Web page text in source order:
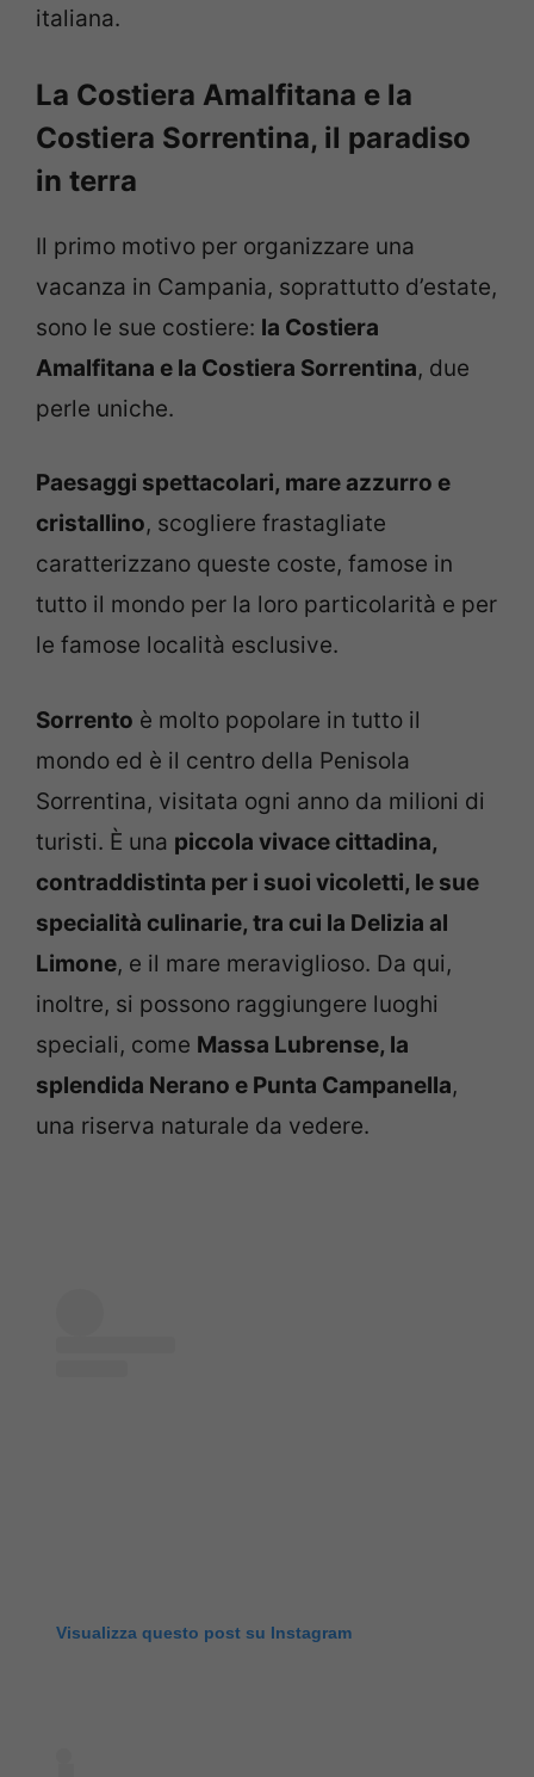
italiana.
La Costiera Amalfitana e la
Costiera Sorrentina, il paradiso
in terra
Il primo motivo per organizzare una
vacanza in Campania, soprattutto d’estate,
sono le sue costiere: la Costiera
Amalfitana e la Costiera Sorrentina, due
perle uniche.
Paesaggi spettacolari, mare azzurro e
cristallino, scogliere frastagliate
caratterizzano queste coste, famose in
tutto il mondo per la loro particolarità e per
le famose località esclusive.
Sorrento è molto popolare in tutto il
mondo ed è il centro della Penisola
Sorrentina, visitata ogni anno da milioni di
turisti. È una piccola vivace cittadina,
contraddistinta per i suoi vicoletti, le sue
specialità culinarie, tra cui la Delizia al
Limone, e il mare meraviglioso. Da qui,
inoltre, si possono raggiungere luoghi
speciali, come Massa Lubrense, la
splendida Nerano e Punta Campanella,
una riserva naturale da vedere.
Visualizza questo post su Instagram